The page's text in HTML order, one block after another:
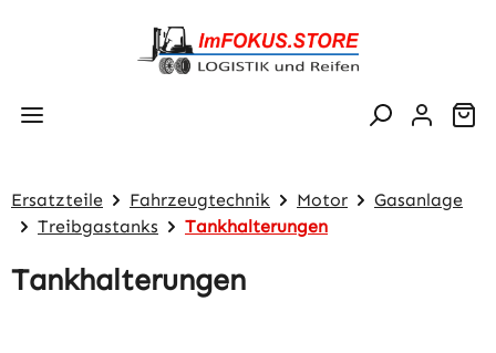
Zum Hauptinhalt springen
Ersatzteile Fahrzeugtechnik Motor
Gasanlage
Treibgastanks
Tankhalterungen
Tankhalterungen